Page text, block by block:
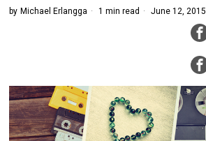
by Michael Erlangga 1 min read June 12, 2015